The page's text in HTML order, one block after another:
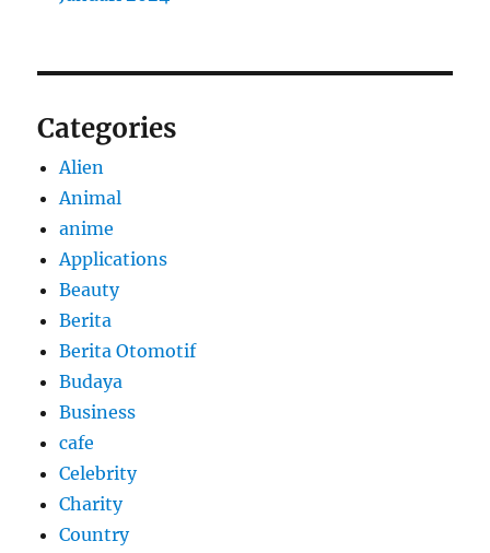
Categories
Alien
Animal
anime
Applications
Beauty
Berita
Berita Otomotif
Budaya
Business
cafe
Celebrity
Charity
Country